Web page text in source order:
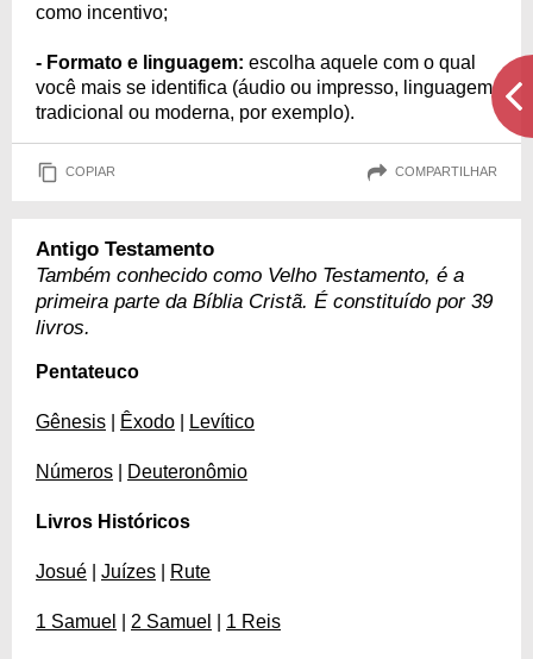
como incentivo;
- Formato e linguagem: escolha aquele com o qual
você mais se identifica (áudio ou impresso, linguagem
tradicional ou moderna, por exemplo).
COPIAR COMPARTILHAR
Antigo Testamento
Também conhecido como Velho Testamento, é a
primeira parte da Bíblia Cristã. É constituído por 39
livros.
Pentateuco
Gênesis Êxodo Levítico
Números Deuteronômio
Livros Históricos
Josué Juízes Rute
1 Samuel 2 Samuel 1 Reis